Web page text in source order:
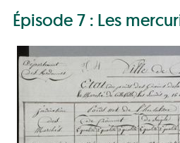
Épisode 7 : Les